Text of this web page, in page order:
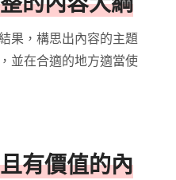
果，構思出內容的主題
並在合適的地方適當使
有價值的內